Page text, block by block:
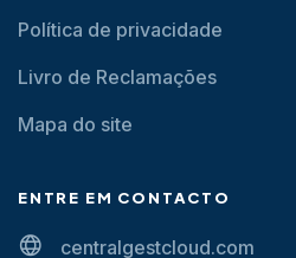
Política de privacidade
Livro de Reclamações
Mapa do site
ENTRE EM CONTACTO
centralgestcloud.com